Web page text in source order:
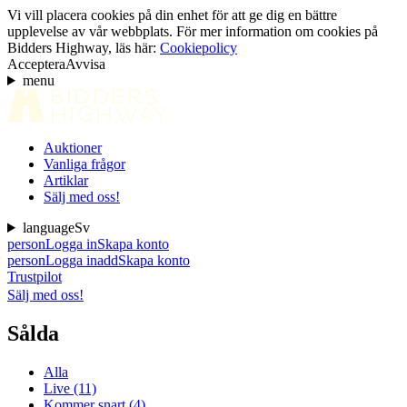
Vi vill placera cookies på din enhet för att ge dig en bättre
upplevelse av vår webbplats. För mer information om cookies på
Bidders Highway, läs här: Cookiepolicy
AccepteraAvvisa
menu
Auktioner
Vanliga frågor
Artiklar
Sälj med oss!
languageSv
personLogga inSkapa konto
personLogga inaddSkapa konto
Trustpilot
Sälj med oss!
Sålda
Alla
Live (11)